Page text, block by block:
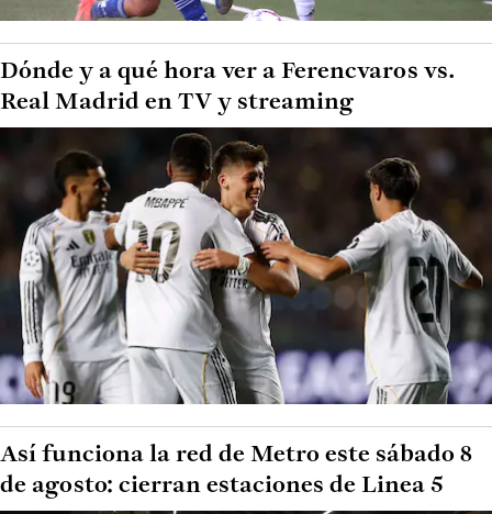
Dónde y a qué hora ver a Ferencvaros vs.
Real Madrid en TV y streaming
Así funciona la red de Metro este sábado 8
de agosto: cierran estaciones de Linea 5